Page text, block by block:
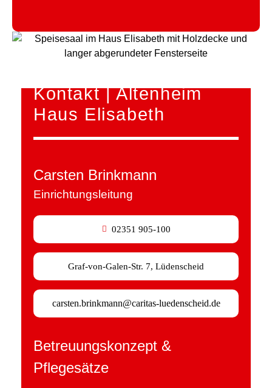
Kontakt | Altenheim
Haus Elisabeth
Carsten Brinkmann
Einrichtungsleitung
02351 905-100
Graf-von-Galen-Str. 7, Lüdenscheid
carsten.brinkmann@caritas-luedenscheid.de
Betreuungskonzept &
Pflegesätze